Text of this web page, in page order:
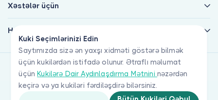
Kuki Seçimlərinizi Edin
Saytımızda sizə ən yaxşı xidməti göstərə bilmək
üçün kukilərdən istifadə olunur. Ətraflı məlumat
üçünKukilərə Dair Aydınlaşdırma Mətnini nəzərdən
keçirə və ya kukiləri fərdiləşdirə bilərsiniz.
Xəstələr üçün
Həkimlər üçün